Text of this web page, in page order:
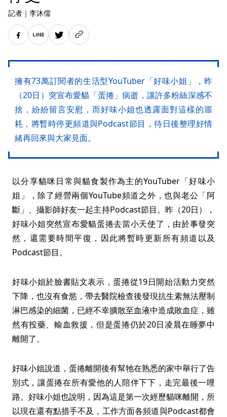
記者 ｜ 李沐儒
擁有73萬訂閱者的生活型YouTuber「好味小姐」，昨
（20日）突宣布愛貓「蛋捲」病逝，讓許多粉絲深感不
捨，紛紛留言安慰，而好味小姐也透露面對這樣的噩
耗，將暫時停更頻道與Podcast節目，待日後整理好情
緒再回來與大家見面。
以分享貓咪日常與貓食製作為主的YouTuber「好味小
姐」，除了經營兩個YouTube頻道之外，也與老公「阿
斷」、攝影師好友一起主持Podcast節目。昨（20日），
好味小姐突然宣布愛貓蛋捲去當小天使了，由於事發突
然，還需要時間平復，因此將暫時更新所有頻道以及
Podcast節目。
好味小姐於臉書貼文表示，蛋捲從19日開始活動力突然
下降，也沒有食慾，帶去醫院檢查後發現抗生素無法壓制
淋巴感染的細菌，已經不幸擴散至血液中造成敗血症，雖
然有投藥、輸血救援，但是蛋捲仍於20日凌晨在睡夢中
離開了。
好味小姐說道，蛋捲離開後有幫牠在熟悉的家中舉行了告
別式，讓蛋捲在所有愛他的人陪伴下下，走完最後一哩
路。好味小姐也說明，因為這是第一次經歷貓咪離開，所
以現在還有點措手不及，工作方面各頻道與Podcast都會